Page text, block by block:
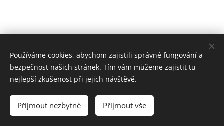
Obrázky poskytlPexels
Vytvořeno službou Webnode
Používáme cookies, abychom zajistili správné fungování a
bezpečnost našich stránek. Tím vám můžeme zajistit tu
nejlepší zkušenost při jejich návštěvě.
Přijmout nezbytné Přijmout vše